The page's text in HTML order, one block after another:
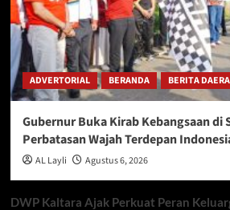
ADVERTORIAL BERANDA BERITA
Gubernur Buka Kirab Kebangsaan di
Perbatasan Wajah Terdepan
AL Layli Agustus 6, 2026
DWP Kaltara Ajak Perkuat Peran